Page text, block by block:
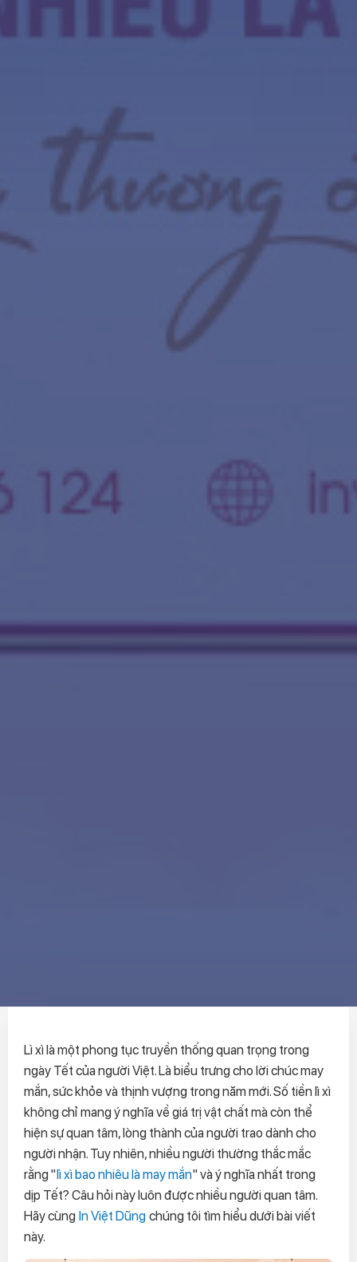
Lì xì là một phong tục truyền thống quan trọng trong
ngày Tết của người Việt. Là biểu trưng cho lời chúc may
mắn, sức khỏe và thịnh vượng trong năm mới. Số tiền lì xì
không chỉ mang ý nghĩa về giá trị vật chất mà còn thể
hiện sự quan tâm, lòng thành của người trao dành cho
người nhận. Tuy nhiên, nhiều người thường thắc mắc
rằng "lì xì bao nhiêu là may mắn" và ý nghĩa nhất trong
dịp Tết? Câu hỏi này luôn được nhiều người quan tâm.
Hãy cùng In Việt Dũng chúng tôi tìm hiểu dưới bài viết
này.